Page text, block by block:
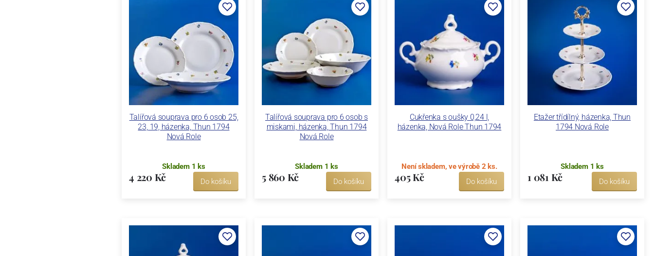
Talířová souprava pro 6 osob 25,
23, 19, házenka, Thun 1794
Nová Role
Skladem 1 ks
4 220 Kč Do košíku
Talířová souprava pro 6 osob s
miskami, házenka, Thun 1794
Nová Role
Skladem 1 ks
5 860 Kč Do košíku
Cukřenka s oušky 0,24 l,
házenka, Nová Role Thun 1794
Není skladem, ve výrobě 2 ks.
405 Kč Do košíku
Etažer třídílný, házenka, Thun
1794 Nová Role
Skladem 1 ks
1 081 Kč Do košíku